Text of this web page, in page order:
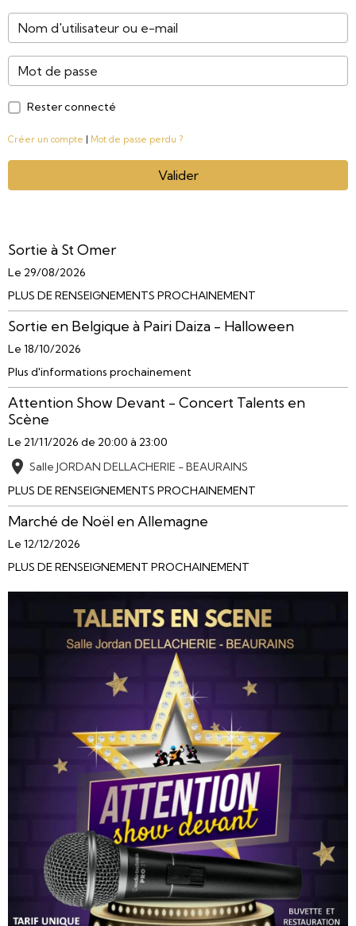
Rester connecté
Créer un compte | Mot de passe perdu ?
Valider
Sortie à St Omer
Le 29/08/2026
PLUS DE RENSEIGNEMENTS PROCHAINEMENT
Sortie en Belgique à Pairi Daiza - Halloween
Le 18/10/2026
Plus d'informations prochainement
Attention Show Devant - Concert Talents en
Scène
Le 21/11/2026 de 20:00 à 23:00
Salle JORDAN DELLACHERIE - BEAURAINS
PLUS DE RENSEIGNEMENTS PROCHAINEMENT
Marché de Noël en Allemagne
Le 12/12/2026
PLUS DE RENSEIGNEMENT PROCHAINEMENT